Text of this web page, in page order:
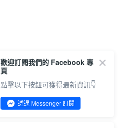
歡迎訂閱我們的 Facebook 專
頁
點擊以下按鈕可獲得最新資訊👇
透過 Messenger 訂閱